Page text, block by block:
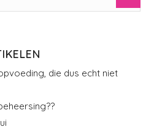
die dus echt niet